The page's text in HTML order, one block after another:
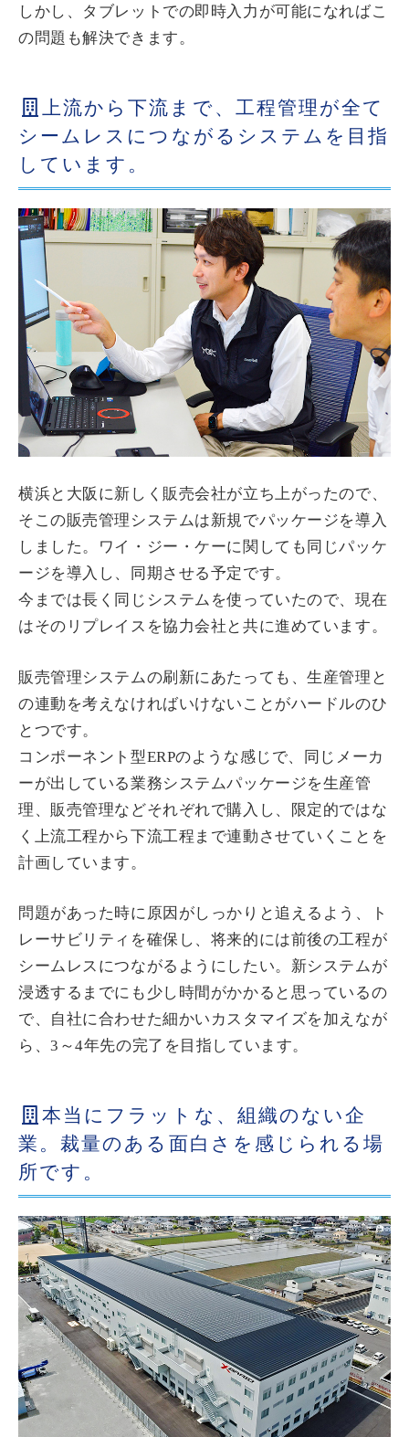
しかし、タブレットでの即時入力が可能になればこ
の問題も解決できます。
上流から下流まで、工程管理が全て
シームレスにつながるシステムを目指
しています。
横浜と大阪に新しく販売会社が立ち上がったので、
そこの販売管理システムは新規でパッケージを導入
しました。ワイ・ジー・ケーに関しても同じパッケ
ージを導入し、同期させる予定です。
今までは長く同じシステムを使っていたので、現在
はそのリプレイスを協力会社と共に進めています。
販売管理システムの刷新にあたっても、生産管理と
の連動を考えなければいけないことがハードルのひ
とつです。
コンポーネント型ERPのような感じで、同じメーカ
ーが出している業務システムパッケージを生産管
理、販売管理などそれぞれで購入し、限定的ではな
く上流工程から下流工程まで連動させていくことを
計画しています。
問題があった時に原因がしっかりと追えるよう、ト
レーサビリティを確保し、将来的には前後の工程が
シームレスにつながるようにしたい。新システムが
浸透するまでにも少し時間がかかると思っているの
で、自社に合わせた細かいカスタマイズを加えなが
ら、3～4年先の完了を目指しています。
本当にフラットな、組織のない企
業。裁量のある面白さを感じられる場
所です。